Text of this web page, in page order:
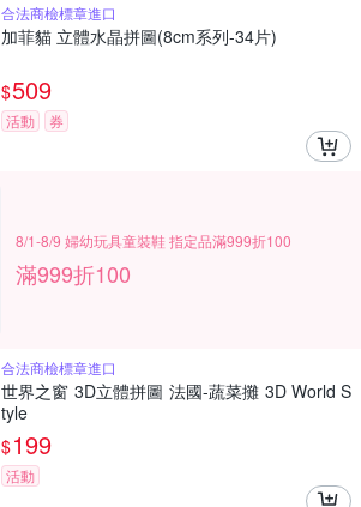
合法商檢標章進口
加菲貓 立體水晶拼圖(8cm系列-34片)
$509
活動 券
8/1-8/9 婦幼玩具童裝鞋 指定品滿999折100
滿999折100
合法商檢標章進口
世界之窗 3D立體拼圖 法國-蔬菜攤 3D World S
tyle
$199
活動